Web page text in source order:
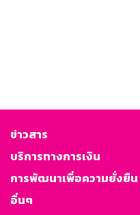
ข่าวสาร
บริการทางการเงิน
การพัฒนาเพื่อความยั่งยืน
อื่นๆ